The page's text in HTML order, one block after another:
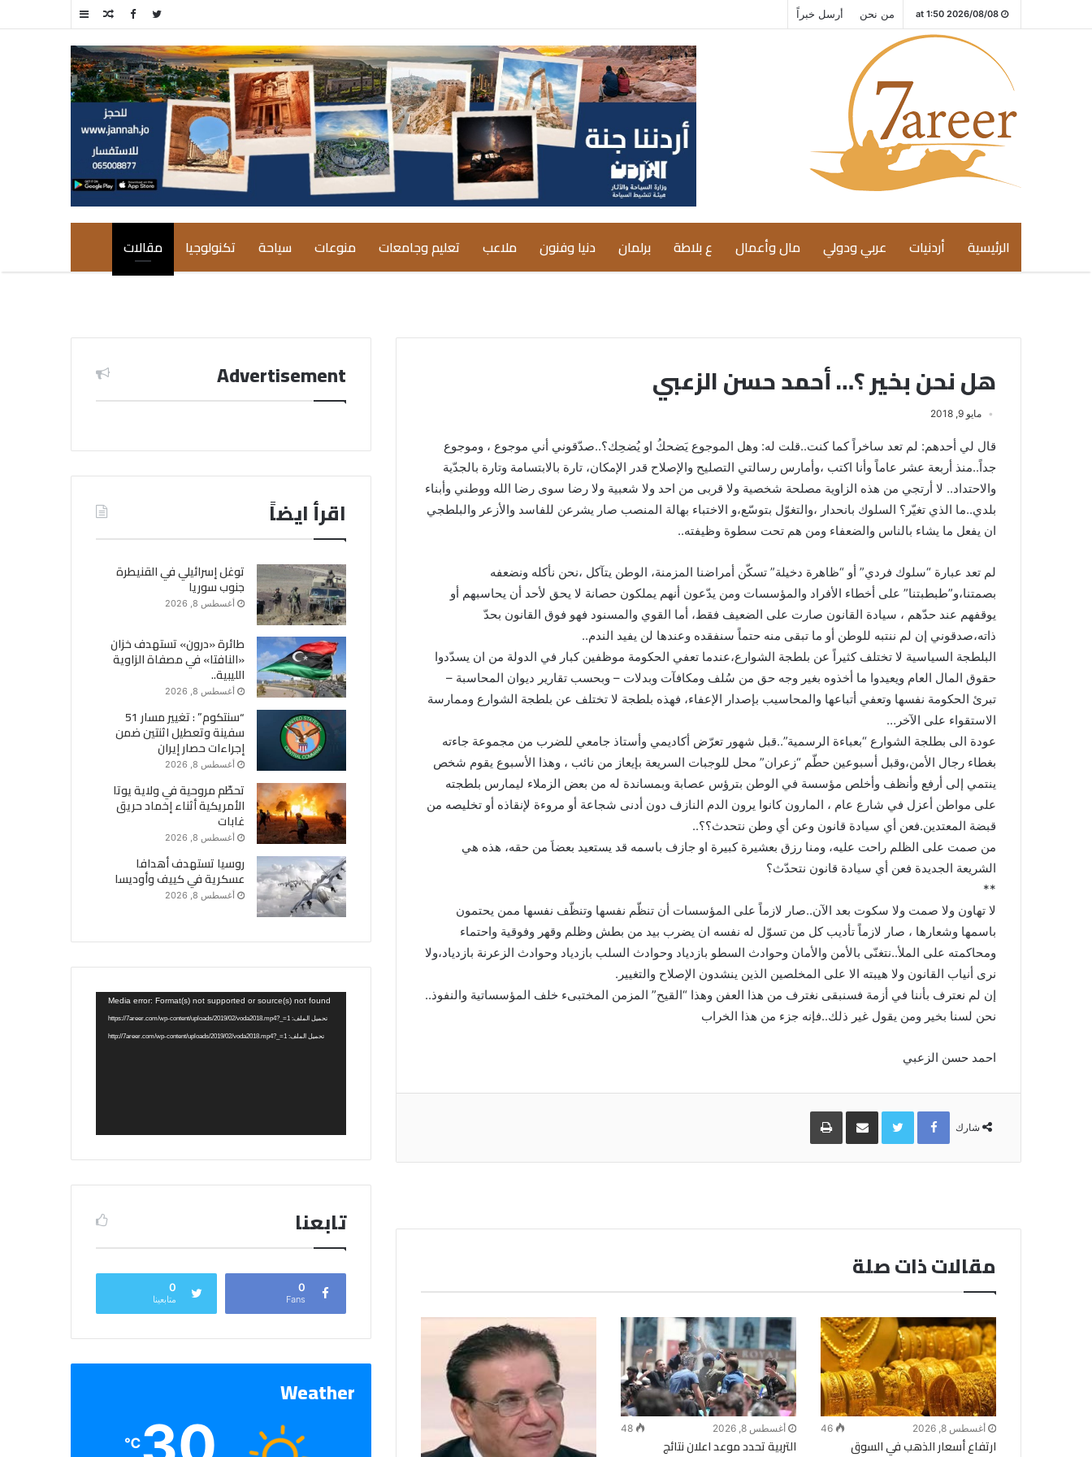
2026/08/08 at 1:50 من نحن أرسل خبراً إضافة
جانبي
مقال
الرئيسية أردنيات عربي ودولي مال وأعمال ع بلاطة برلمان دنيا وفنون ملاعب تعليم وجامعات منوعات سياحة تكنولوجيا مقالات
هل نحن بخير ؟… أحمد حسن الزعبي
مايو 9, 2018
قال لي أحدهم: لم تعد ساخراً كما كنت..قلت له: وهل الموجوع يَضحكُ او يُضحِك؟..صدّقوني أني موجوع ، وموجوع
جداً..منذ أربعة عشر عاماً وأنا اكتب ،وأمارس رسالتي التصليح والإصلاح قدر الإمكان، تارة بالابتسامة وتارة بالجدّية
والاحتداد.. لا أرتجي من هذه الزاوية مصلحة شخصية ولا قربى من احد ولا شعبية ولا رضا سوى رضا الله ووطني وأبناء
بلدي..ما الذي تغيّر؟ السلوك بانحدار ،والتغوّل بتوسّع،و الاختباء بهالة المنصب صار يشرعن للفاسد والأزعر والبلطجي
ان يفعل ما يشاء بالناس والضعفاء ومن هم تحت سطوة وظيفته..
لم تعد عبارة “سلوك فردي” أو “ظاهرة دخيلة” تسكّن أمراضنا المزمنة، الوطن يتآكل ،نحن نأكله ونضعفه
بصمتنا،و”طبطبتنا” على أخطاء الأفراد والمؤسسات ومن يدّعون أنهم يملكون حصانة لا يحق لأحد أن يحاسبهم أو
يوقفهم عند حدّهم ، سيادة القانون صارت على الضعيف فقط، أما القوي والمسنود فهو فوق القانون بحدّ
ذاته،صدقوني إن لم ننتبه للوطن أو ما تبقى منه حتماً سنفقده وعندها لن يفيد الندم..
البلطجة السياسية لا تختلف كثيراً عن بلطجة الشوارع،عندما تعفي الحكومة موظفين كبار في الدولة من ان يسدّدوا
حقوق المال العام ويعيدوا ما أخذوه بغير وجه حق من سُلف ومكافآت وبدلات – وبحسب تقارير ديوان المحاسبة –
تبرئ الحكومة نفسها وتعفي أتباعها والمحاسيب بإصدار الإعفاء، فهذه بلطجة لا تختلف عن بلطجة الشوارع وممارسة
الاستقواء على الآخر…
عودة الى بطلجة الشوارع “بعباءة الرسمية”..قبل شهور تعرّض أكاديمي وأستاذ جامعي للضرب من مجموعة جاءته
بغطاء رجال الأمن،وقبل أسبوعين حطّم “زعران” محل للوجبات السريعة بإيعاز من نائب ، وهذا الأسبوع يقوم شخص
ينتمي إلى أرفع وأنظف وأخلص مؤسسة في الوطن بترؤس عصابة وبمساندة له من بعض الزملاء ليمارس بلطجته
على مواطن أعزل في شارع عام ، المارون كانوا يرون الدم النازف دون أدنى شجاعة أو مروءة لإنقاذه أو تخليصه من
قبضة المعتدين.فعن أي سيادة قانون وعن أي وطن نتحدث؟؟..
من صمت على الظلم راحت عليه، ومنا رزق بعشيرة كبيرة او جازف باسمه قد يستعيد بعضاَ من حقه، هذه هي
الشريعة الجديدة فعن أي سيادة قانون نتحدّث؟
**
لا تهاون ولا صمت ولا سكوت بعد الآن..صار لازماً على المؤسسات أن تنظّم نفسها وتنظّف نفسها ممن يحتمون
باسمها وشعارها ، صار لازماً تأديب كل من تسوّل له نفسه ان يضرب بيد من بطش وظلم وقهر وفوقية واحتماء
ومحاكمته على الملأ..نتغنّى بالأمن والأمان وحوادث السطو بازدياد وحوادث السلب بازدياد وحوادث الزعرنة بازدياد،ولا
نرى أنياب القانون ولا هيبته الا على المخلصين الذين ينشدون الإصلاح والتغيير.
إن لم نعترف بأننا في أزمة فسنبقى نغترف من هذا العفن وهذا “القيح” المزمن المختبىء خلف المؤسساتية والنفوذ..
نحن لسنا بخير ومن يقول غير ذلك..فإنه جزء من هذا الخراب
احمد حسن الزعبي
شارك
Facebook
Twitterمشاركة
البريد
طباعة
مقالات ذات صلة
أغسطس 8, 2026 46
ارتفاع أسعار الذهب في السوق
أغسطس 8, 2026 48
التربية تحدد موعد اعلان نتائج
Advertisement
اقرأ ايضاً
توغل إسرائيلي في القنيطرة
جنوب سوريا
أغسطس 8, 2026
طائرة «درون» تستهدف خزان
«النافتا» في مصفاة الزاوية
الليبية..
أغسطس 8, 2026
“سنتكوم” : تغيير مسار 51
سفينة وتعطيل اثنتين ضمن
إجراءات حصار إيران
أغسطس 8, 2026
تحطّم مروحية في ولاية يوتا
الأمريكية أثناء إخماد حريق
غابات
أغسطس 8, 2026
روسيا تستهدف أهدافا
عسكرية في كييف وأوديسا
أغسطس 8, 2026
مشغل
الفيديو
Media error: Format(s) not supported or source(s) not found
تحميل الملف: https://7areer.com/wp-content/uploads/2019/02/voda2018.mp4?_=1
تحميل الملف: http://7areer.com/wp-content/uploads/2019/02/voda2018.mp4?_=1
تابعنا
0
Fans
0
متابعينا
Weather
℃